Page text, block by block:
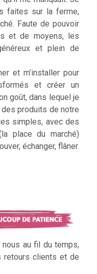
faites sur la ferme,
Faute de pouvoir
et de moyens, les
et plein de
et m’installer pour
et créer un
goût, dans lequel je
produits de notre
simples, avec des
place du marché)
échanger, flâner.
au fil du temps,
retours clients et de